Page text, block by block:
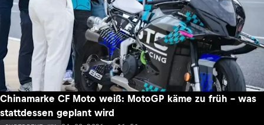
Chinamarke CF Moto weiß: MotoGP käme zu früh – was
stattdessen geplant wird